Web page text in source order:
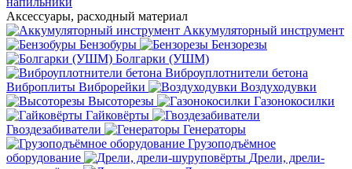
Аксессуары, расходный материал
Аккумуляторный инструмент
Бензобуры
Бензорезы
Болгарки (УШМ)
Виброуплотнители бетона
Виброплиты Виброрейки
Воздуходувки
Высоторезы
Газонокосилки
Гайковёрты
Гвоздезабиватели
Генераторы
Грузоподъёмное
оборудование
Дрели, дрели-